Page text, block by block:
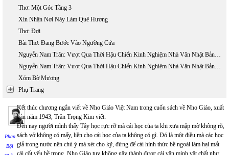
Thơ: Một Góc Tầng 3
Xin Nhận Nơi Này Làm Quê Hương
Thơ: Đợi
Bài Thơ: Đang Bước Vào Ngưỡng Cửa
Nguyễn Nam Trân: Vượt Qua Thời Hậu Chiến Kinh Nghiệm Nhà Văn Nhật Bản Thế Hệ (1945 - 1965) - Phần 1
Nguyễn Nam Trân: Vượt Qua Thời Hậu Chiến Kinh Nghiệm Nhà Văn Nhật Bản Thế Hệ (1945 - 1965) - Phần 2
Xóm Bờ Mương
Phụ Trang
Phan
Bội
Kết thúc chương ngắn viết về Nho Giáo Việt Nam trong cuốn sách về Nho Giáo, xuất
bản năm 1943, Trần Trọng Kim viết:
Đến nay người mình thấy Tây học rực rỡ mà cái học của ta khi xưa mập mờ không rõ,
sách vở không có mấy, liền cho cái học của ta không có gì. Đó là một điều mà các học
giả trong nước nên chú ý mà xét cho kỹ, đừng để cái hình thức bề ngoài làm hại mất
cái cốt yếu bề trong. Nho Giáo tuy không gây thành được cái văn minh vật chất như